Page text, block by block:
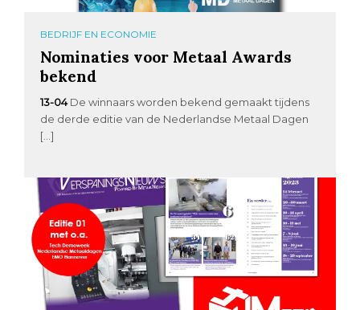
BEDRIJF EN ECONOMIE
Nominaties voor Metaal Awards
bekend
13-04 De winnaars worden bekend gemaakt tijdens
de derde editie van de Nederlandse Metaal Dagen
[…]